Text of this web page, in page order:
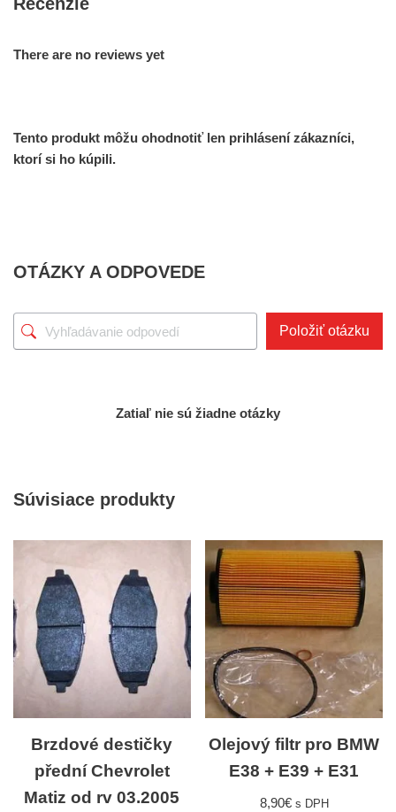
There are no reviews yet
Tento produkt môžu ohodnotiť len prihlásení zákazníci,
ktorí si ho kúpili.
OTÁZKY A ODPOVEDE
Položiť otázku
Zatiaľ nie sú žiadne otázky
Súvisiace produkty
Brzdové destičky
přední Chevrolet
Matiz od rv 03.2005
Olejový filtr pro BMW
E38 + E39 + E31
8,90€ s DPH